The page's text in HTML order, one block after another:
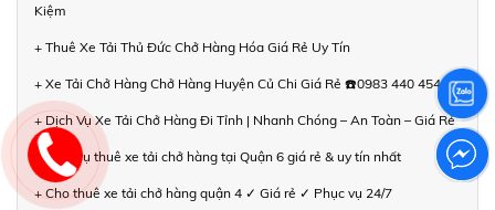
Kiệm
+ Thuê Xe Tải Thủ Đức Chở Hàng Hóa Giá Rẻ Uy Tín
+ Xe Tải Chở Hàng Chở Hàng Huyện Củ Chi Giá Rẻ ☎️0983 440 454
+ Dịch Vụ Xe Tải Chở Hàng Đi Tỉnh | Nhanh Chóng – An Toàn – Giá Rẻ
+ Dịch vụ thuê xe tải chở hàng tại Quận 6 giá rẻ & uy tín nhất
+ Cho thuê xe tải chở hàng quận 4 ✓ Giá rẻ ✓ Phục vụ 24/7